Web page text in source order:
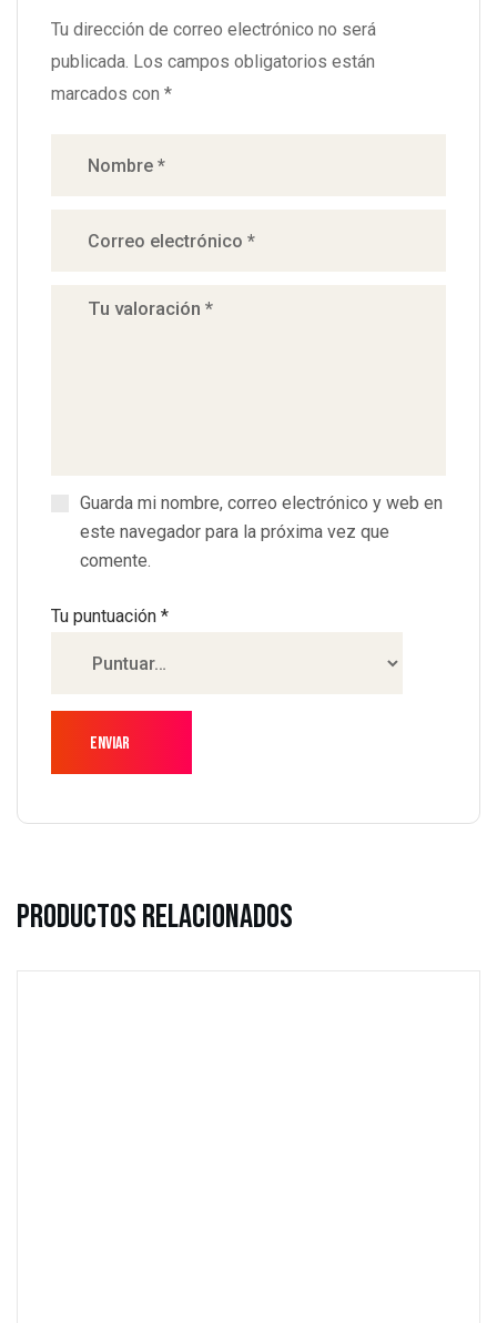
Tu dirección de correo electrónico no será
publicada. Los campos obligatorios están
marcados con *
Guarda mi nombre, correo electrónico y web en
este navegador para la próxima vez que
comente.
Tu puntuación *
Productos Relacionados